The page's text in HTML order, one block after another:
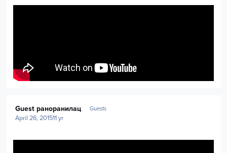
Guest раноранилац Guests
April 26, 201511 yr